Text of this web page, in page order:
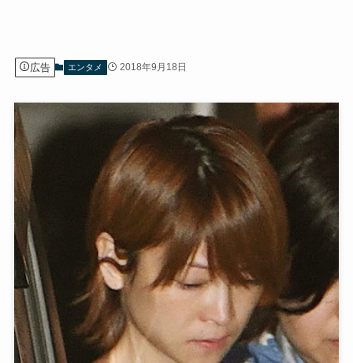
広告 エンタメ 2018年9月18日